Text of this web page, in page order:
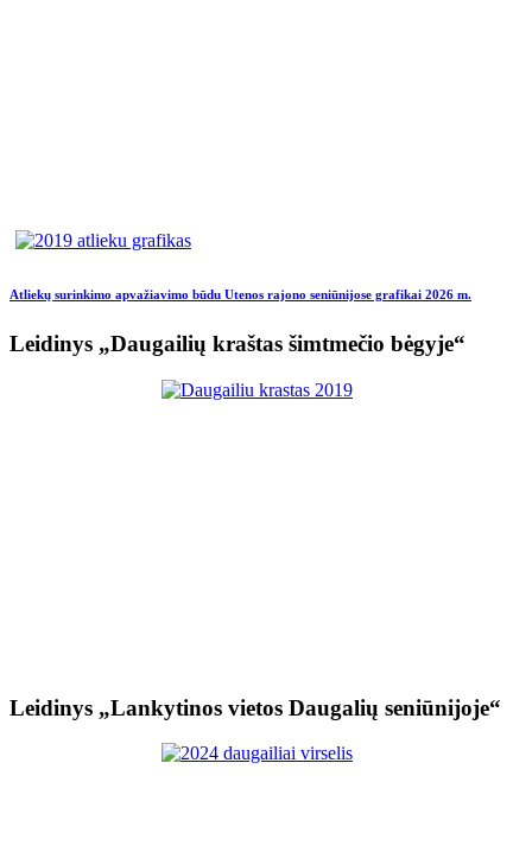
Atliekų surinkimo apvažiavimo būdu Utenos rajono seniūnijose grafikai 2026 m.
Leidinys „Daugailių kraštas šimtmečio bėgyje“
Leidinys „Lankytinos vietos Daugalių seniūnijoje“